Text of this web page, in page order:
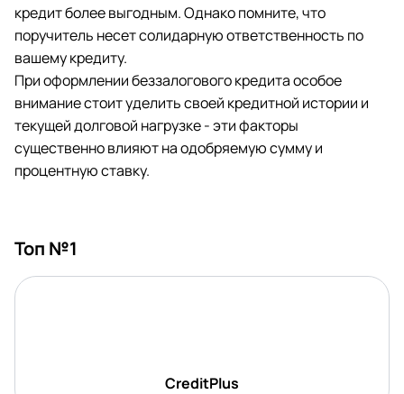
кредит более выгодным. Однако помните, что
поручитель несет солидарную ответственность по
вашему кредиту.
При оформлении беззалогового кредита особое
внимание стоит уделить своей кредитной истории и
текущей долговой нагрузке - эти факторы
существенно влияют на одобряемую сумму и
процентную ставку.
Топ №1
CreditPlus